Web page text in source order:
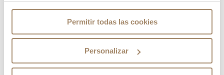
Permitir todas las cookies
Personalizar